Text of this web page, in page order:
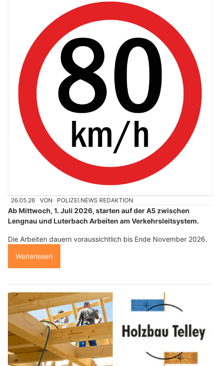
26.05.26 VON POLIZEI.NEWS REDAKTION
Ab Mittwoch, 1. Juli 2026, starten auf der A5 zwischen
Lengnau und Luterbach Arbeiten am Verkehrsleitsystem.
Die Arbeiten dauern voraussichtlich bis Ende November 2026.
Weiterlesen